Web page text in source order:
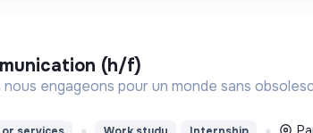
(h/f)
engageons pour un monde sans